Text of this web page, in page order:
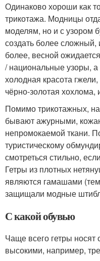
Одинаково хороши как
трикотажа. Модницы
моделям, но и с узором
создать более сложный,
более, весной
/ национальные узоры, а
холодная красота
чёрно-золотая хохлома,
Помимо трикотажных,
бывают ажурными,
непромокаемой ткани.
туристическому
смотреться стильно,
Гетры из плотных
являются гамашами
защищали модные
С какой обувью
Чаще всего гетры носят
высокими, например,